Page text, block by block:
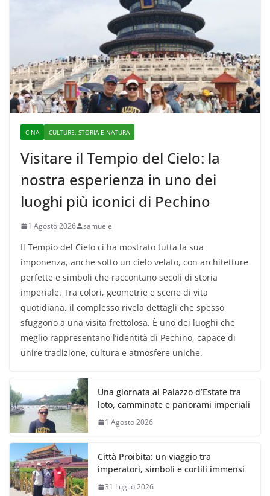
CINA CULTURE, STORIA E NATURA
Visitare il Tempio del Cielo: la
nostra esperienza in uno dei
luoghi più iconici di Pechino
1 Agosto 2026 samuele
Il Tempio del Cielo ci ha mostrato tutta la sua
imponenza, anche sotto un cielo velato, con architetture
perfette e simboli che raccontano secoli di storia
imperiale. Tra colori, geometrie e scene di vita
quotidiana, il complesso rivela dettagli che spesso
sfuggono a una visita frettolosa. È uno dei luoghi che
meglio rappresentano l’identità di Pechino, capace di
unire tradizione, cultura e atmosfere uniche.
Una giornata al Palazzo d’Estate tra
loto, camminate e panorami imperiali
1 Agosto 2026
Città Proibita: un viaggio tra
imperatori, simboli e cortili immensi
31 Luglio 2026